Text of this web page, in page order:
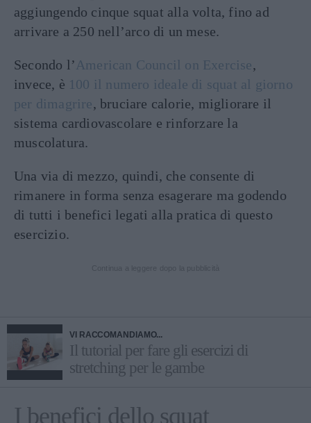
aggiungendo cinque squat alla volta, fino ad
arrivare a 250 nell’arco di un mese.
Secondo l’American Council on Exercise,
invece, è 100 il numero ideale di squat al giorno
per dimagrire, bruciare calorie, migliorare il
sistema cardiovascolare e rinforzare la
muscolatura.
Una via di mezzo, quindi, che consente di
rimanere in forma senza esagerare ma godendo
di tutti i benefici legati alla pratica di questo
esercizio.
VI RACCOMANDIAMO...
Il tutorial per fare gli esercizi di
stretching per le gambe
I benefici dello squat